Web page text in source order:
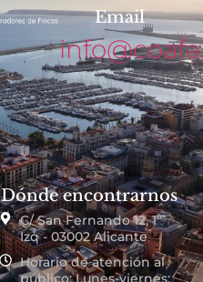
Email
Dónde encontrarnos
C/ San Fernando 12, 1º
Izq - 03002 Alicante
Horario de atención al
público: Lunes-viernes: